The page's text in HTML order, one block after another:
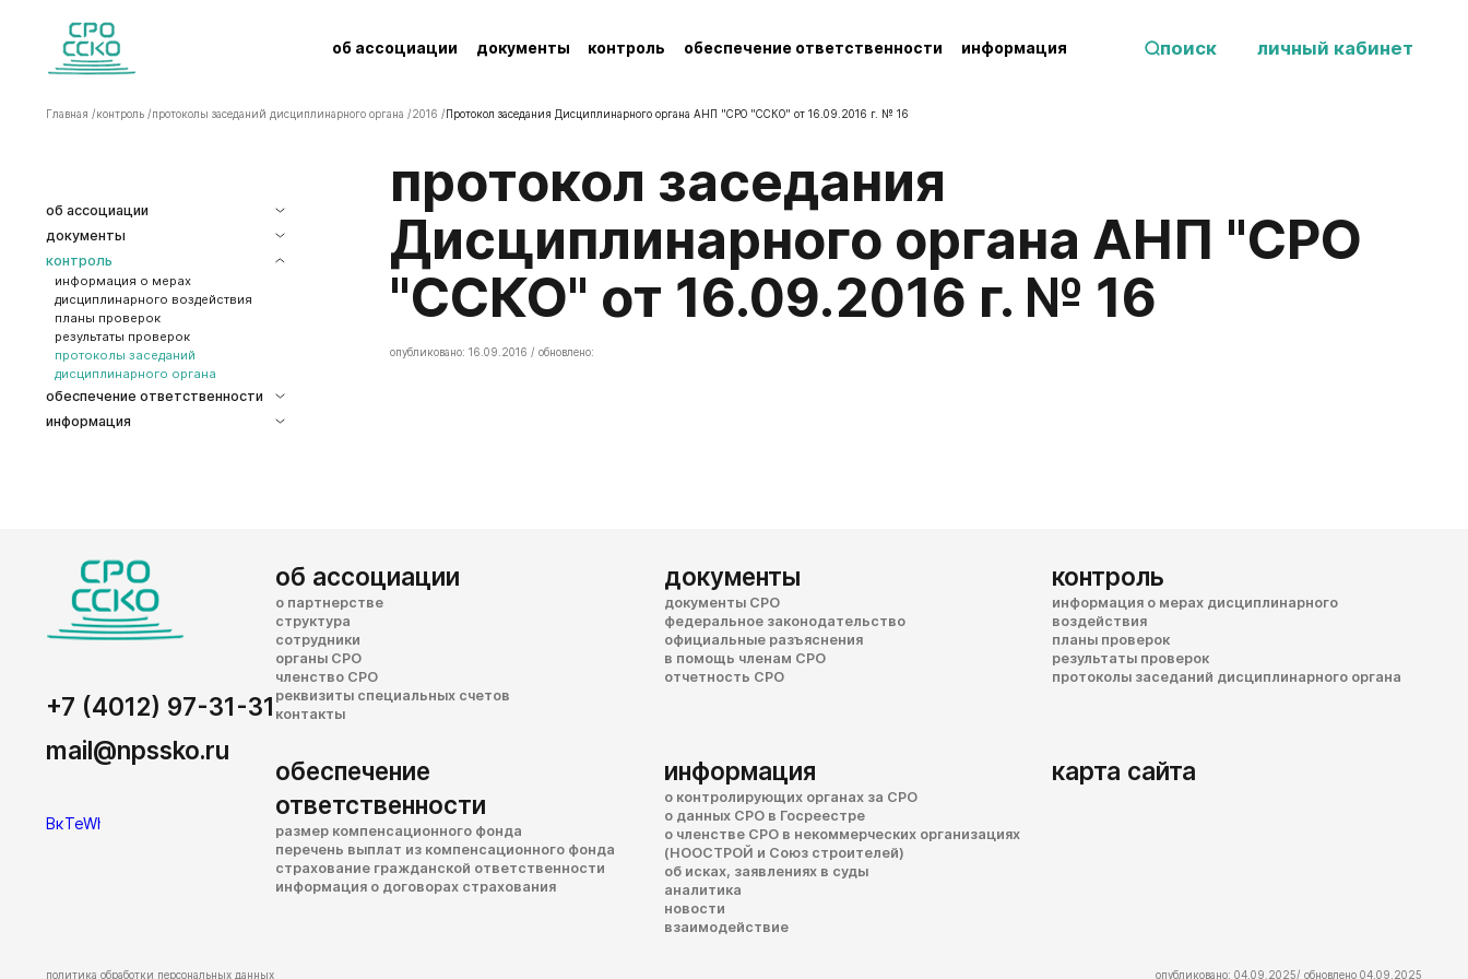
об ассоциации документы контроль обеспечение ответственности информация поиск личный кабинет
Главная /контроль /протоколы заседаний дисциплинарного органа /2016 / Протокол заседания Дисциплинарного органа АНП "СРО "ССКО" от 16.09.2016 г. № 16
об ассоциации
документы
контроль
информация о мерах
дисциплинарного воздействия
планы проверок
результаты проверок
протоколы заседаний
дисциплинарного органа
обеспечение ответственности
информация
Протокол заседания
Дисциплинарного органа АНП "СРО
"ССКО" от 16.09.2016 г. № 16
опубликовано: 16.09.2016 / обновлено:
+7 (4012) 97-31-31
mail@npssko.ru
об ассоциации
о партнерстве
структура
сотрудники
органы СРО
членство СРО
реквизиты специальных счетов
контакты
документы
документы СРО
федеральное законодательство
официальные разъяснения
в помощь членам СРО
отчетность СРО
контроль
информация о мерах дисциплинарного
воздействия
планы проверок
результаты проверок
протоколы заседаний дисциплинарного органа
обеспечение
ответственности
размер компенсационного фонда
перечень выплат из компенсационного фонда
страхование гражданской ответственности
информация о договорах страхования
информация
о контролирующих органах за СРО
о данных СРО в Госреестре
о членстве СРО в некоммерческих организациях
(НООСТРОЙ и Союз строителей)
об исках, заявлениях в суды
аналитика
новости
взаимодействие
карта сайта
политика обработки персональных данных опубликовано: 04.09.2025/ обновлено 04.09.2025